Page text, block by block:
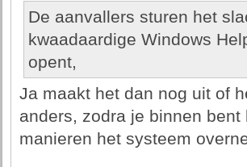
De aanvallers sturen het
kwaadaardige Windows
opent,
Ja maakt het dan nog uit of
anders, zodra je binnen
manieren het systeem